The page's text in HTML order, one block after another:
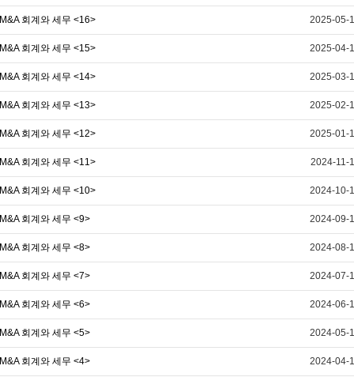
M&A 회계와 세무 <16> 2025-05-
M&A 회계와 세무 <15> 2025-04-
M&A 회계와 세무 <14> 2025-03-
M&A 회계와 세무 <13> 2025-02-
M&A 회계와 세무 <12> 2025-01-
M&A 회계와 세무 <11> 2024-11-
M&A 회계와 세무 <10> 2024-10-
M&A 회계와 세무 <9> 2024-09-
M&A 회계와 세무 <8> 2024-08-
M&A 회계와 세무 <7> 2024-07-
M&A 회계와 세무 <6> 2024-06-
M&A 회계와 세무 <5> 2024-05-
M&A 회계와 세무 <4> 2024-04-